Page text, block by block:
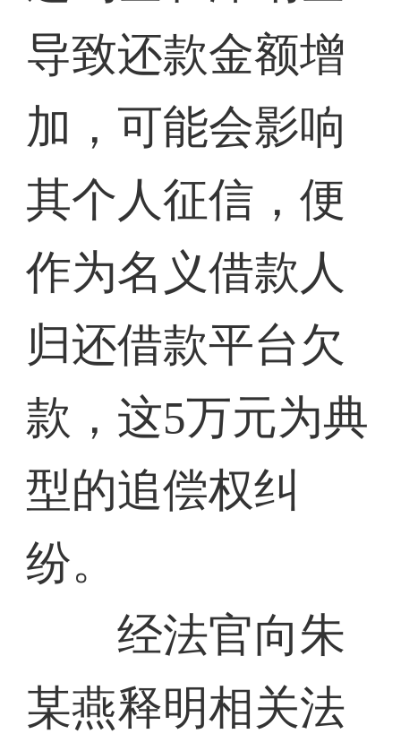
导致还款金额增
加，可能会影响
其个人征信，便
作为名义借款人
归还借款平台欠
款，这5万元为典
型的追偿权纠
纷。
经法官向朱
某燕释明相关法